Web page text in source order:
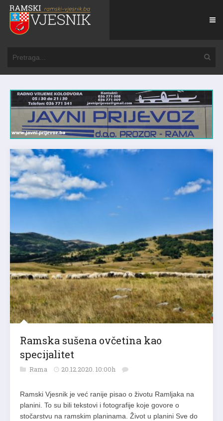
Ramska sušena ovčetina kao
specijalitet
Rama 20.12.2020. 10:00h
Ramski Vjesnik je već ranije pisao o životu Ramljaka na
planini. To su bili tekstovi i fotografije koje govore o
stočarstvu na ramskim planinama. Život u planini Sve do